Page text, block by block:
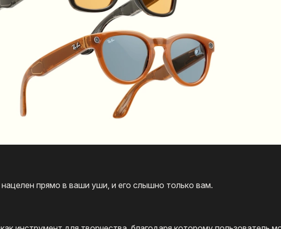
нацелен прямо в ваши уши, и его слышно только вам.